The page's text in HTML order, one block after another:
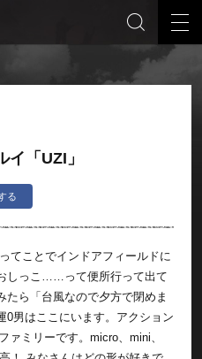
「UZI」
る
てことでインドアフィールドに
しっこ……って便所行って出て
たら「台風なので夕方で閉めま
0男はここにいます。アクション
ァミリーです。micro、mini、